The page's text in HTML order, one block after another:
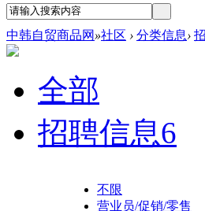
中韩自贸商品网 »社区 › 分类信息›
全部
招聘信息6
不限
营业员/促销/零售